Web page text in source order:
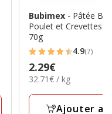
Bubimex - Pâtée
Poulet et Crevettes
70g
4.9
étoiles
avec
7
4.9(7)
Prix
2.29€
2.29€
32.71€
Kg
32.71€ / kg
Ajouter